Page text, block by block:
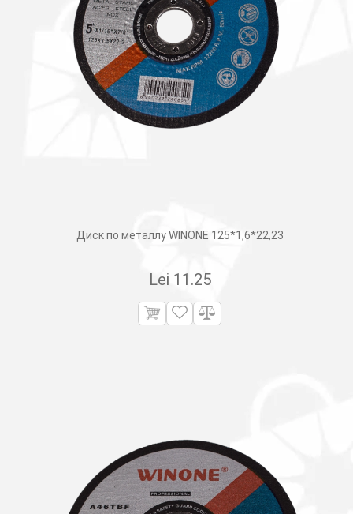
Диск по металлу WINONE 125*1,6*22,23
Lei 11.25